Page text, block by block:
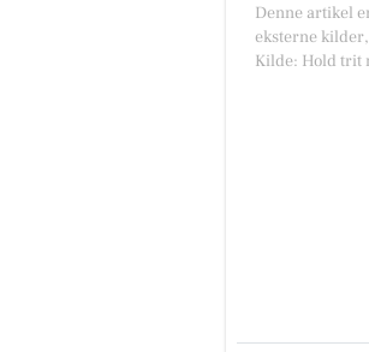
Denne artikel
eksterne
Kilde: Hold trit